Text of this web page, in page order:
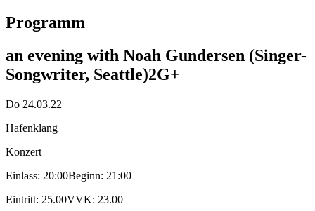
Programm
an evening with Noah Gundersen (Singer-
Songwriter, Seattle)2G+
Do 24.03.22
Hafenklang
Konzert
Einlass: 20:00Beginn: 21:00
Eintritt: 25.00VVK: 23.00